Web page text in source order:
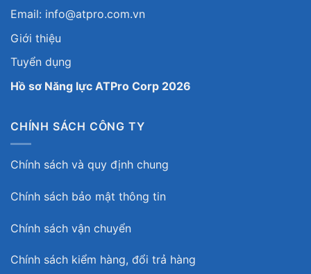
Email: info@atpro.com.vn
Giới thiệu
Tuyển dụng
Hồ sơ Năng lực ATPro Corp 2026
CHÍNH SÁCH CÔNG TY
Chính sách và quy định chung
Chính sách bảo mật thông tin
Chính sách vận chuyển
Chính sách kiểm hàng, đổi trả hàng